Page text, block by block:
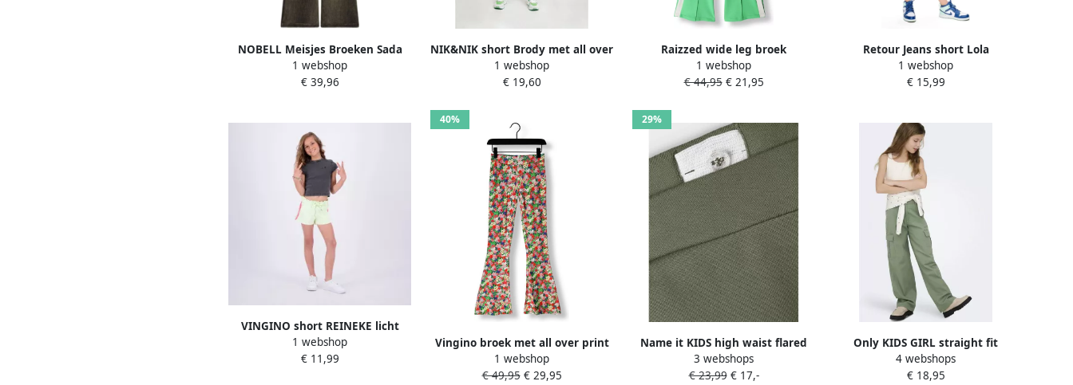
NOBELL Meisjes Broeken Sada
Girls Velvet Rib Flared Pants
Olive Green Olijf
1 webshop
€ 39,96
NIK&NIK short Brody met all over
print groen Korte broek Meisjes
Sweat 140
1 webshop
€ 19,60
Raizzed wide leg broek
R123KGN40006 met zijstreep
groen
1 webshop
€ 44,95€ 21,95
Retour Jeans short Lola
lichtgroen wit Korte broek
Meisjes Sweat Meerkleurig 122
1 webshop
€ 15,99
VINGINO short REINEKE licht
limegroen Korte broek Meisjes
Sweat Effen 164
1 webshop
€ 11,99
40%
Vingino broek met all over print
groen roze
1 webshop
€ 49,95€ 29,95
29%
Name it KIDS high waist flared
broek NKFFRIKKALI paars Groen
Meisjes Viscose 110
3 webshops
€ 23,99€ 17,-
Only KIDS GIRL straight fit
cargobroek KOGYARROW
zachtgroen Meisjes
4 webshops
€ 18,95